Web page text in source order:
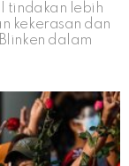
tindakan lebih
kekerasan dan
dalam